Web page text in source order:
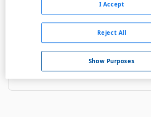
Holiday Inn Express Brevard
A menos de 5,75 Km
Show Purposes
Reject All
I Accept